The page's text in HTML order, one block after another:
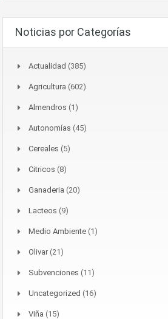
Noticias por Categorías
Actualidad (385)
Agricultura (602)
Almendros (1)
Autonomías (45)
Cereales (5)
Citricos (8)
Ganaderia (20)
Lacteos (9)
Medio Ambiente (1)
Olivar(21)
Subvenciones (11)
Uncategorized (16)
Viña (15)